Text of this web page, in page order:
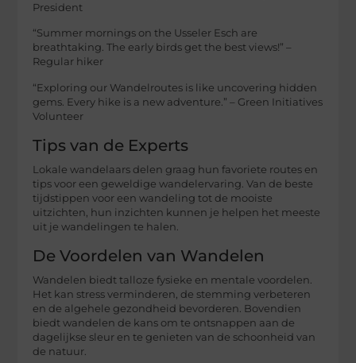
President
“Summer mornings on the Usseler Esch are
breathtaking. The early birds get the best views!” –
Regular hiker
“Exploring our Wandelroutes is like uncovering hidden
gems. Every hike is a new adventure.” – Green Initiatives
Volunteer
Tips van de Experts
Lokale wandelaars delen graag hun favoriete routes en
tips voor een geweldige wandelervaring. Van de beste
tijdstippen voor een wandeling tot de mooiste
uitzichten, hun inzichten kunnen je helpen het meeste
uit je wandelingen te halen.
De Voordelen van Wandelen
Wandelen biedt talloze fysieke en mentale voordelen.
Het kan stress verminderen, de stemming verbeteren
en de algehele gezondheid bevorderen. Bovendien
biedt wandelen de kans om te ontsnappen aan de
dagelijkse sleur en te genieten van de schoonheid van
de natuur.